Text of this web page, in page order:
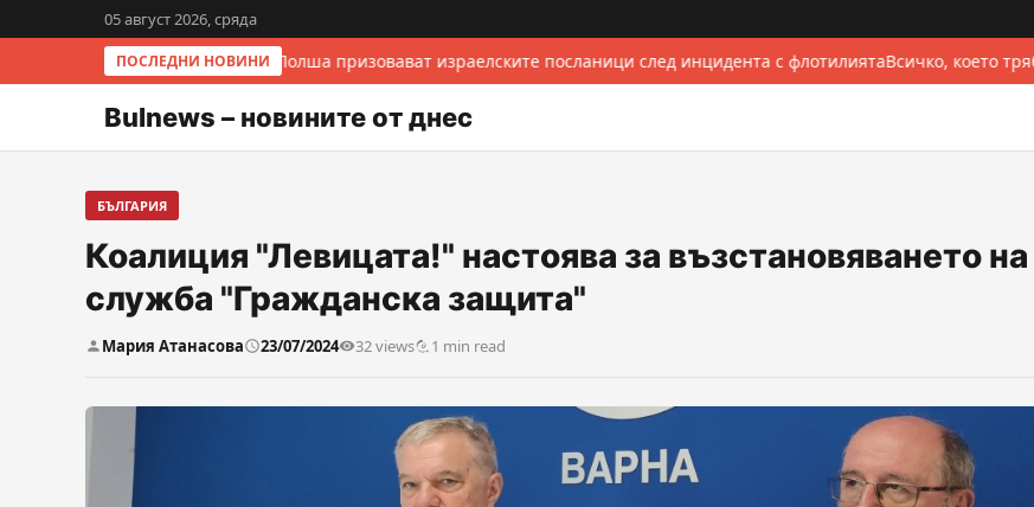
05 август 2026, сряда
ПОСЛЕДНИ НОВИНИ
Италия и Полша призовават израелските посланици след инцидента с флотилиятаВсичко, което
Bulnews – новините от днес
БЪЛГАРИЯ
Коалиция "Левицата!" настоява за възстановяването на
служба "Гражданска защита"
Мария Атанасова 23/07/2024 32 views 1 min read